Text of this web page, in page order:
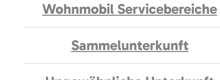
Wohnmobil Servicebereiche
Sammelunterkunft